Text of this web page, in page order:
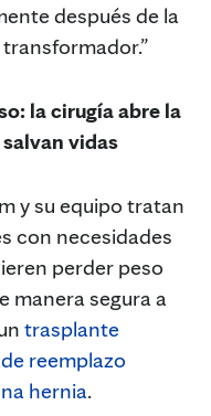
después de la
la cirugía abre la
vidas
y su equipo tratan
con necesidades
perder peso
manera segura a
trasplante
reemplazo
hernia.